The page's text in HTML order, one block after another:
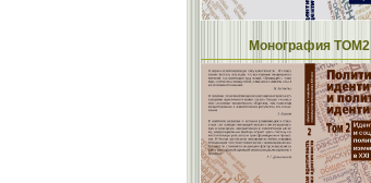
Монография ТОМ2